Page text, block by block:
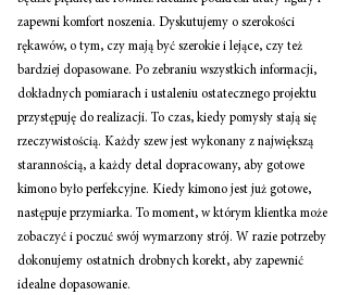
zapewni komfort noszenia. Dyskutujemy o szerokości
rękawów, o tym, czy mają być szerokie i lejące, czy też
bardziej dopasowane. Po zebraniu wszystkich informacji,
dokładnych pomiarach i ustaleniu ostatecznego projektu
przystępuję do realizacji. To czas, kiedy pomysły stają się
rzeczywistością. Każdy szew jest wykonany z największą
starannością, a każdy detal dopracowany, aby gotowe
kimono było perfekcyjne. Kiedy kimono jest już gotowe,
następuje przymiarka. To moment, w którym klientka może
zobaczyć i poczuć swój wymarzony strój. W razie potrzeby
dokonujemy ostatnich drobnych korekt, aby zapewnić
idealne dopasowanie.